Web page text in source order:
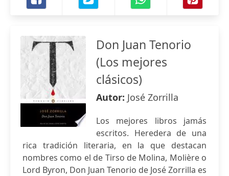
Don Juan Tenorio
(Los mejores
clásicos)
Autor: José Zorrilla
Los mejores libros jamás
escritos. Heredera de una
rica tradición literaria, en la que destacan
nombres como el de Tirso de Molina, Molière o
Lord Byron, Don Juan Tenorio de José Zorrilla es